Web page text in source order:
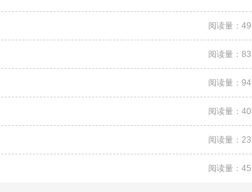
阅读量：49
阅读量：83
阅读量：94
阅读量：40
阅读量：23
阅读量：45